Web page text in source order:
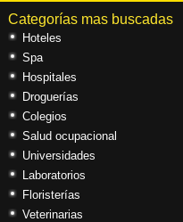
Categorías mas buscadas
Hoteles
Spa
Hospitales
Droguerías
Colegios
Salud ocupacional
Universidades
Laboratorios
Floristerías
Veterinarias